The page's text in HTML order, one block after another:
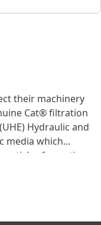
their machinery
Hydraulic and
media which
for optimum
applications.
a major decision,